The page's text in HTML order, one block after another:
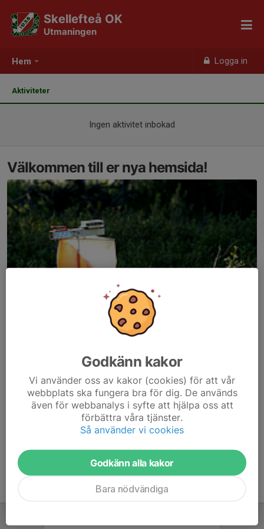
Hem Logga in
Skellefteå OK
Utmaningen
Aktiviteter
Ingen aktivitet inbokad
Välkommen till er nya hemsida!
Här hamnar automatiskt de senaste nyheterna på hemsidan. För
att kunna börja administrera hemsidan loggar du in högst upp till
höger.
Godkänn kakor
Vi använder oss av kakor (cookies) för att vår
webbplats ska fungera bra för dig. De används
även för webbanalys i syfte att hjälpa oss att
förbättra våra tjänster.
Så använder vi cookies
Godkänn alla kakor
Bara nödvändiga